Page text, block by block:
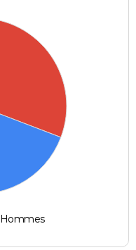
Hommes